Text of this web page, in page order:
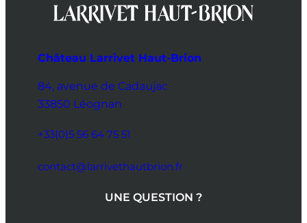
Château Larrivet Haut-Brion
84, avenue de Cadaujac
33850 Léognan
+33(0)5 56 64 75 51
contact@larrivethautbrion.fr
UNE QUESTION ?